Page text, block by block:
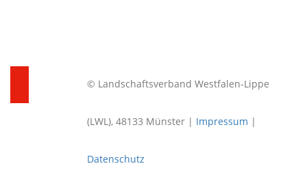
© Landschaftsverband Westfalen-Lippe
(LWL), 48133 Münster | Impressum |
Datenschutz